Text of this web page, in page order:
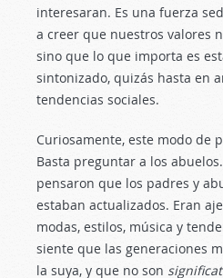
interesaran. Es una fuerza
a creer que nuestros valores
sino que lo que importa es
sintonizado, quizás hasta en
tendencias sociales.
Curiosamente, este modo de
Basta preguntar a los
pensaron que los padres y
estaban actualizados. Eran
modas, estilos, música y
siente que las generaciones
la suya, y que no son